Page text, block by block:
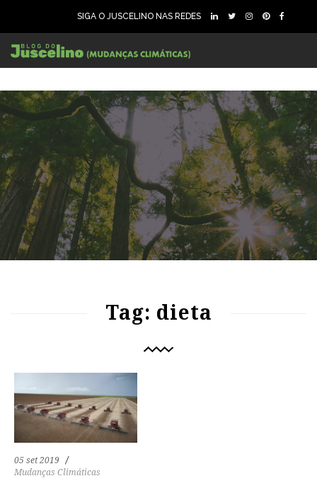
SIGA O JUSCELINO NAS REDES
Tag: dieta
05 set 2019
Mudanças Climáticas